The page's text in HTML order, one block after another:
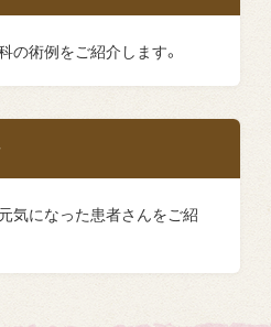
の術例をご紹介します。
気になった患者さんをご紹